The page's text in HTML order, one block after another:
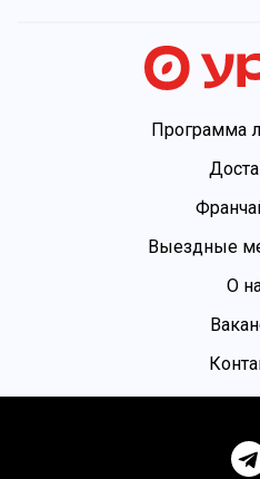
Программа
Выездные
О